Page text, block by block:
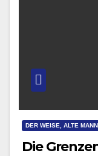
DER WEISE, ALTE MANN
Die